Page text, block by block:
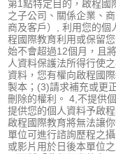
第1點特定目的，啟程國
之子公司、關係企業、
商及客戶）, 利用您的個
程國際教育利用或保留
始不會超過12個月，且
人資料保護法所得行使
資料，您有權向啟程國
製本；(3)請求補充或更
刪除的權利。 4,不提供
提供您的個人資料予啟
啟程國際教育將無法讓
單位可進行諮詢歷程之
或影片用於日後本單位